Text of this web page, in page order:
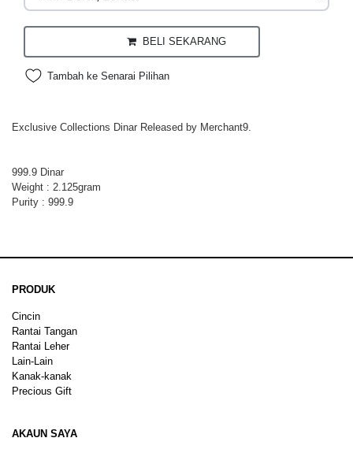
BELI SEKARANG
Tambah ke Senarai Pilihan
Exclusive Collections Dinar Released by Merchant9.
999.9 Dinar
Weight : 2.125gram
Purity : 999.9
PRODUK
Cincin
Rantai Tangan
Rantai Leher
Lain-Lain
Kanak-kanak
Precious Gift
AKAUN SAYA